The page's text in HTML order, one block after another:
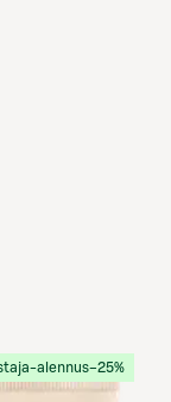
alennus−25%